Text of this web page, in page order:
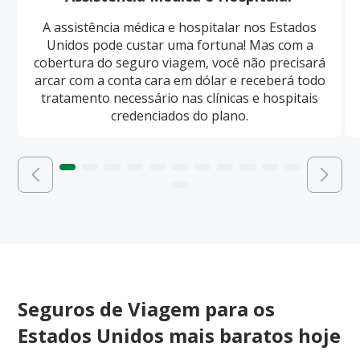
A assistência médica e hospitalar nos Estados
Unidos pode custar uma fortuna! Mas com a
cobertura do seguro viagem, você não precisará
arcar com a conta cara em dólar e receberá todo
tratamento necessário nas clínicas e hospitais
credenciados do plano.
Seguros de Viagem para os
Estados Unidos mais baratos hoje